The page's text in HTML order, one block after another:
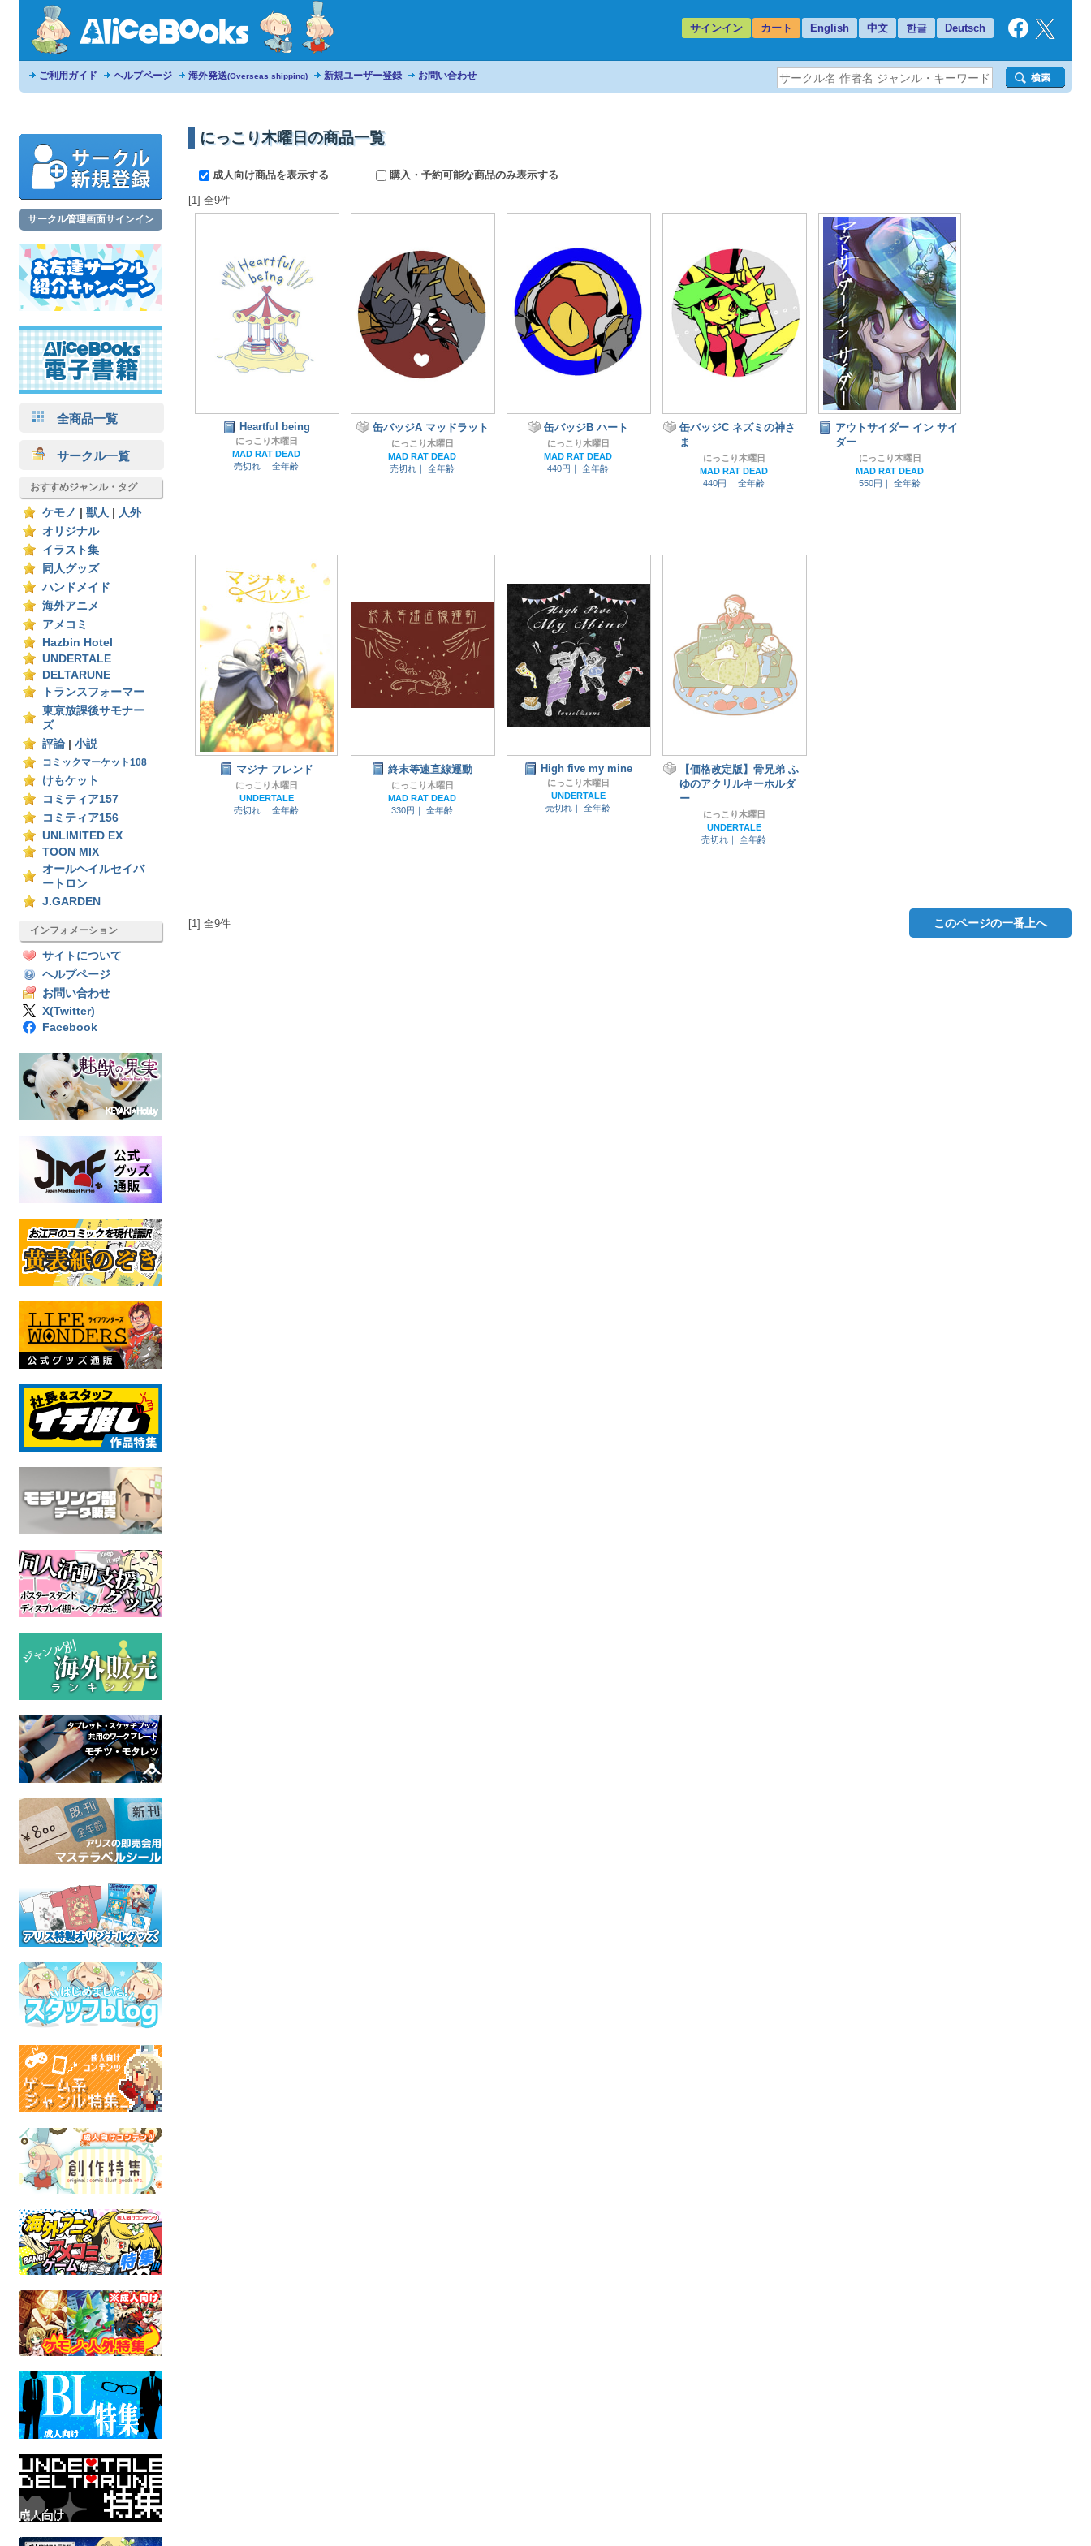
サインイン カート English 中文 한글 Deutsch
ご利用ガイド ヘルプページ 海外発送(Overseas shipping) 新規ユーザー登録 お問い合わせ
サークル管理画面サインイン
全商品一覧
サークル一覧
おすすめジャンル・タグ
ケモノ 獣人
人外
オリジナル
イラスト集
同人グッズ
ハンドメイド
海外アニメ
アメコミ
Hazbin Hotel
UNDERTALE
DELTARUNE
トランスフォーマー
東京放課後サモナー
ズ
評論
小説
コミックマーケット108
けもケット
コミティア157
コミティア156
UNLIMITED EX
TOON MIX
オールヘイルセイバ
ートロン
J.GARDEN
インフォメーション
サイトについて
ヘルプページ
お問い合わせ
X(Twitter)
Facebook
にっこり木曜日の商品一覧
成人向け商品を表示する 購入・予約可能な商品のみ表示する
[1] 全9件
Heartful being
にっこり木曜日
MAD RAT DEAD
売切れ｜
全年齢
缶バッジA マッドラット
にっこり木曜日
MAD RAT DEAD
売切れ｜
全年齢
缶バッジB ハート
にっこり木曜日
MAD RAT DEAD
440円｜
全年齢
缶バッジC ネズミの神さ
ま
にっこり木曜日
MAD RAT DEAD
440円｜
全年齢
アウトサイダー イン サイ
ダー
にっこり木曜日
MAD RAT DEAD
550円｜
全年齢
マジナ フレンド
にっこり木曜日
UNDERTALE
売切れ｜
全年齢
終末等速直線運動
にっこり木曜日
MAD RAT DEAD
330円｜
全年齢
High five my mine
にっこり木曜日
UNDERTALE
売切れ｜
全年齢
【価格改定版】骨兄弟 ふ
ゆのアクリルキーホルダ
ー
にっこり木曜日
UNDERTALE
売切れ｜
全年齢
[1] 全9件 このページの一番上へ